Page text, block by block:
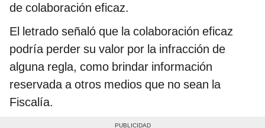
de colaboración eficaz.
El letrado señaló que la colaboración eficaz
podría perder su valor por la infracción de
alguna regla, como brindar información
reservada a otros medios que no sean la
Fiscalía.